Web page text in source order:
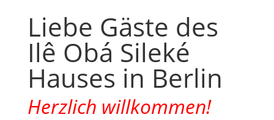
Liebe Gäste des
Ilê Obá Sileké
Hauses in Berlin
Herzlich willkommen!